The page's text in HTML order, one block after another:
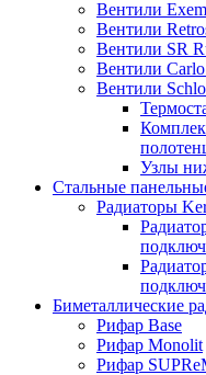
Вентили
Вентили
Вентили SR
Вентили
Вентили
Узлы
Стальные
Радиаторы
Биметаллические
Рифар Base
Рифар Monolit
Рифар